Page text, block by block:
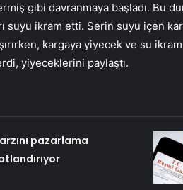
gibi davranmaya başladı. Bu
suyu ikram etti. Serin suyu içen
kargaya yiyecek ve su
yiyeceklerini paylaştı.
pazarlama